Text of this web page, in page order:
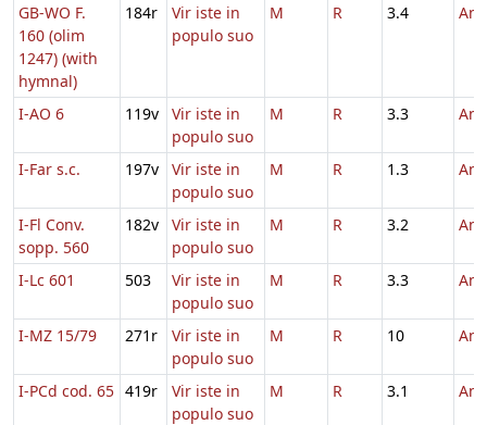
GB-WO F.
160 (olim
1247) (with
hymnal)
184r
Vir iste in
populo suo
M R 3.4
I-AO 6 119v
Vir iste in
populo suo
M R 3.3
I-Far s.c. 197v
Vir iste in
populo suo
M R 1.3
I-Fl Conv.
sopp. 560
182v
Vir iste in
populo suo
M R 3.2
I-Lc 601 503
Vir iste in
populo suo
M R 3.3
I-MZ 15/79 271r
Vir iste in
populo suo
M R 10
I-PCd cod. 65 419r
Vir iste in
populo suo
M R 3.1